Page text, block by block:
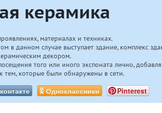
керамика
материалах и техниках.
в данном случае выступает здание, комплекс
декором.
того или иного экспоната лично,
тем, которые были обнаружены в сети.
Одноклассники Pinterest